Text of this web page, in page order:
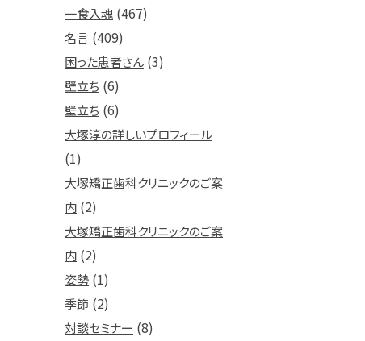
一食入魂 (467)
名言 (409)
困った患者さん(3)
壁立ち (6)
壁立ち (6)
大塚淳の詳しいプロフィール
(1)
大塚矯正歯科クリニックのご案
内 (2)
大塚矯正歯科クリニックのご案
内 (2)
姿勢 (1)
季節 (2)
対談セミナー (8)